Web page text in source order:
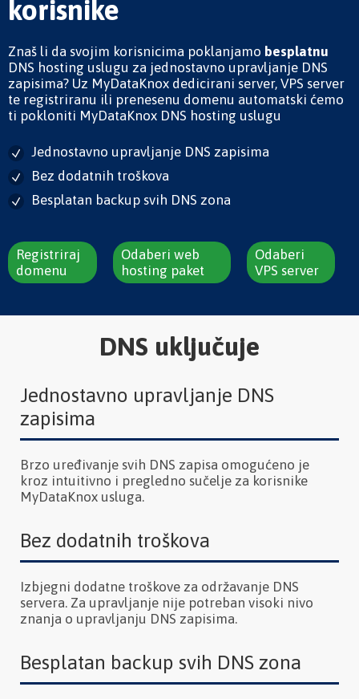
korisnike
Znaš li da svojim korisnicima poklanjamo besplatnu
DNS hosting uslugu za jednostavno upravljanje DNS
zapisima? Uz MyDataKnox dedicirani server, VPS server
te registriranu ili prenesenu domenu automatski ćemo
ti pokloniti MyDataKnox DNS hosting uslugu
Jednostavno upravljanje DNS zapisima
Bez dodatnih troškova
Besplatan backup svih DNS zona
Registriraj
domenu
Odaberi web
hosting paket
Odaberi
VPS server
DNS uključuje
Jednostavno upravljanje DNS
zapisima
Brzo uređivanje svih DNS zapisa omogućeno je
kroz intuitivno i pregledno sučelje za korisnike
MyDataKnox usluga.
Bez dodatnih troškova
Izbjegni dodatne troškove za održavanje DNS
servera. Za upravljanje nije potreban visoki nivo
znanja o upravljanju DNS zapisima.
Besplatan backup svih DNS zona